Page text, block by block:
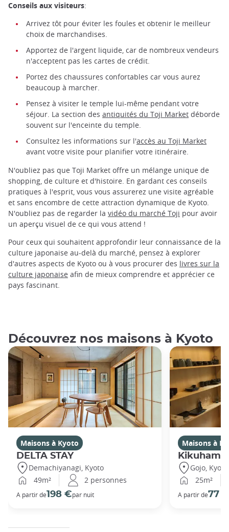
Conseils aux visiteurs:
Arrivez tôt pour éviter les foules et obtenir le meilleur
choix de marchandises.
Apportez de l'argent liquide, car de nombreux vendeurs
n'acceptent pas les cartes de crédit.
Portez des chaussures confortables car vous aurez
beaucoup à marcher.
Pensez à visiter le temple lui-même pendant votre
séjour. La section des antiquités du Toji Market déborde
souvent sur l'enceinte du temple.
Consultez les informations sur l'accès au Toji Market
avant votre visite pour planifier votre itinéraire.
N'oubliez pas que Toji Market offre un mélange unique de
shopping, de culture et d'histoire. En gardant ces conseils
pratiques à l'esprit, vous vous assurerez une visite agréable
et sans encombre de cette attraction dynamique de Kyoto.
N'oubliez pas de regarder la vidéo du marché Toji pour avoir
un aperçu visuel de ce qui vous attend !
Pour ceux qui souhaitent approfondir leur connaissance de la
culture japonaise au-delà du marché, pensez à explorer
d'autres aspects de Kyoto ou à vous procurer des livres sur la
culture japonaise afin de mieux comprendre et apprécier ce
pays fascinant.
Découvrez nos maisons à Kyoto
Maisons à Kyoto
DELTA STAY
Demachiyanagi, Kyoto
49m²
2 personnes
A partir de198 €par nuit
Maisons à
Kikuhama
Gojo, Kyoto
25m²
A partir de77 €